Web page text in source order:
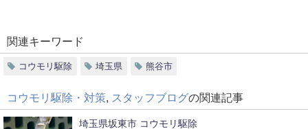
関連キーワード
コウモリ駆除 埼玉県 熊谷市
コウモリ駆除・対策 スタッフブログの関連記事
埼玉県坂東市 コウモリ駆除